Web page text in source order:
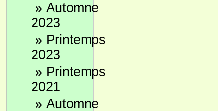
» Automne
2023
» Printemps
2023
» Printemps
2021
» Automne